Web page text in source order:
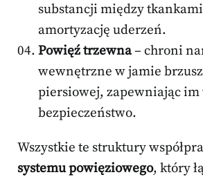
substancji między
amortyzację uderzeń.
Powięź trzewna– chroni
wewnętrzne w jamie
piersiowej, zapewniając im
bezpieczeństwo.
Wszystkie te struktury
systemu powięziowego, który